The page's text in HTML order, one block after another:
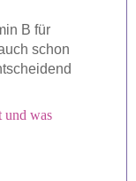
B für
schon
und was